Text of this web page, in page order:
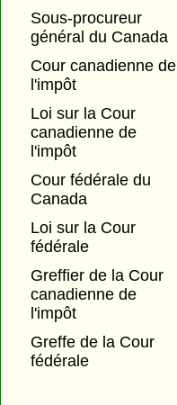
Sous-procureur
général du Canada
Cour canadienne de
l'impôt
Loi sur la Cour
canadienne de
l'impôt
Cour fédérale du
Canada
Loi sur la Cour
fédérale
Greffier de la Cour
canadienne de
l'impôt
Greffe de la Cour
fédérale